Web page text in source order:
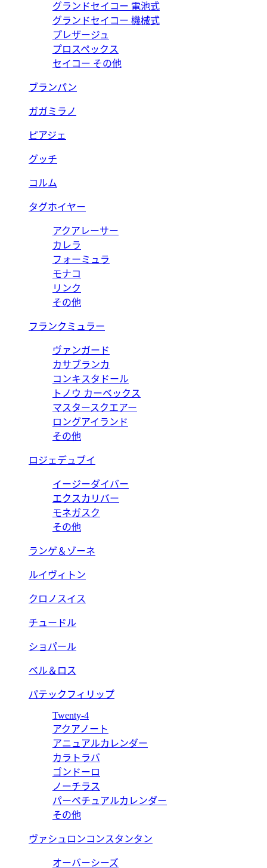
グランドセイコー 電池式
グランドセイコー 機械式
プレザージュ
プロスペックス
セイコー その他
ブランパン
ガガミラノ
ピアジェ
グッチ
コルム
タグホイヤー
アクアレーサー
カレラ
フォーミュラ
モナコ
リンク
その他
フランクミュラー
ヴァンガード
カサブランカ
コンキスタドール
トノウ カーベックス
マスタースクエアー
ロングアイランド
その他
ロジェデュブイ
イージーダイバー
エクスカリバー
モネガスク
その他
ランゲ＆ゾーネ
ルイヴィトン
クロノスイス
チュードル
ショパール
ベル＆ロス
パテックフィリップ
Twenty-4
アクアノート
アニュアルカレンダー
カラトラバ
ゴンドーロ
ノーチラス
パーペチュアルカレンダー
その他
ヴァシュロンコンスタンタン
オーバーシーズ